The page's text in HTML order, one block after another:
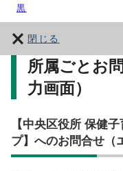
黒
閉じる
所属ごとお
力画面）
【中央区役所 保健
プ】へのお問合せ（